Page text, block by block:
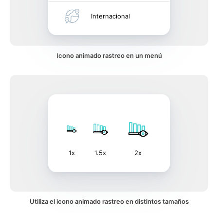
Internacional
Icono animado rastreo en un menú
1x 1.5x 2x
Utiliza el icono animado rastreo en distintos tamaños